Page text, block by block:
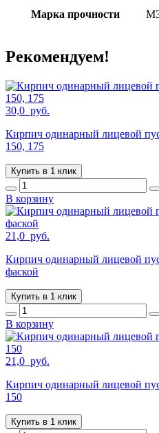
Марка прочности
Рекомендуем!
30,0 руб.
Кирпич одинарный лицевой
150, 175
Купить в 1 клик
В корзину
21,0 руб.
Кирпич одинарный лицевой
фаской
Купить в 1 клик
В корзину
21,0 руб.
Кирпич одинарный лицевой
150
Купить в 1 клик